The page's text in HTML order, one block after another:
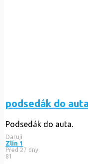
podsedák do auta
Podsedák do auta.
Daruji
Zlín 1
Před 27 dny
81